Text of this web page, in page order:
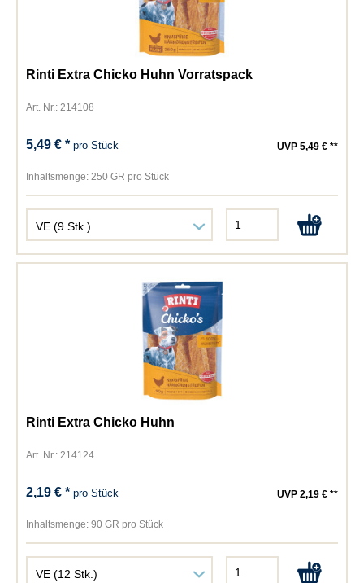
Rinti Extra Chicko Huhn Vorratspack
Art. Nr.: 214108
5,49 € *pro Stück UVP 5,49 € **
Inhaltsmenge: 250 GR pro Stück
Rinti Extra Chicko Huhn
Art. Nr.: 214124
2,19 € *pro Stück UVP 2,19 € **
Inhaltsmenge: 90 GR pro Stück